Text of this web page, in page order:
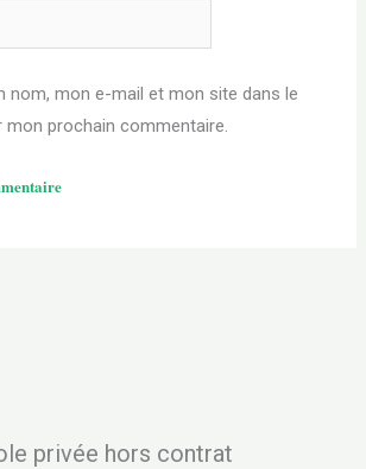
nom, mon e-mail et mon site dans le
mon prochain commentaire.
privée hors contrat